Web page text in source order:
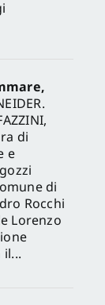
di
e
di
Rocchi
Lorenzo
il...